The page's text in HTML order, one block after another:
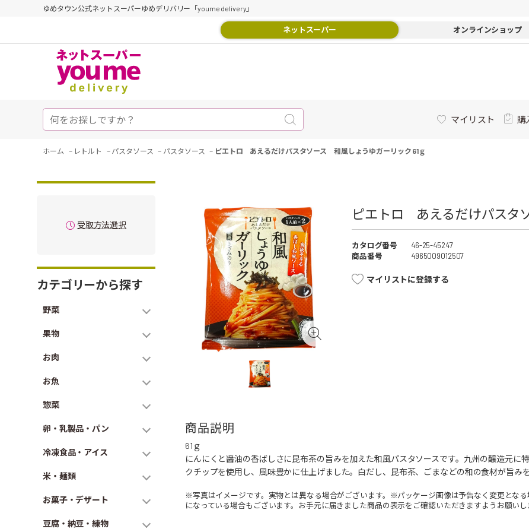
ゆめタウン公式ネットスーパーゆめデリバリー「youme delivery」
ネットスーパー オンラインショップ
マイリスト 購
ホーム - レトルト - パスタソース - パスタソース - ピエトロ あえるだけパスタソース 和風しょうゆガーリック 61ｇ
受取方法選択
カテゴリーから探す
野菜
果物
お肉
お魚
惣菜
卵・乳製品・パン
冷凍食品・アイス
米・麺類
お菓子・デザート
豆腐・納豆・練物
ピエトロ あえるだけパスタ
カタログ番号
46-25-45247
商品番号
4965009012507
マイリストに登録する
商品説明
61ｇ
にんにくと醤油の香ばしさに昆布茶の旨みを加えた和風パスタソースです。九州の醸造元に
クチップを使用し、風味豊かに仕上げました。白だし、昆布茶、ごまなどの和の食材が旨みを
※写真はイメージです。実物とは異なる場合がございます。※パッケージ画像は予告なく変更とな
になっている場合もございます。お手元に届きました商品の表示をご確認いただきますようお願いし